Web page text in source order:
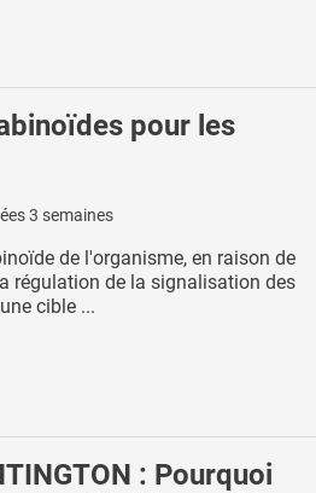
pour les
3 semaines
de l'organisme, en raison de
régulation de la signalisation des
cible ...
: Pourquoi